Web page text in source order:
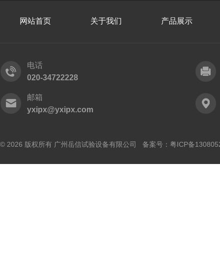
网站首页 关于我们 产品展示
电话
020-34722228
邮箱
yxipx@yxipx.com
© 2026 版权所有 广州岳信试验设备有限公司 备案号： 粤ICP备